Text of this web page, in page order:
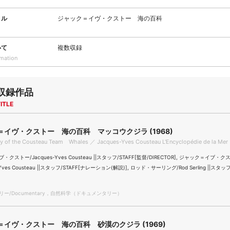
ジャック＝イヴ・クストー 海の百科
複数収録
録作品
イヴ・クストー 海の百科 マッコウクジラ (1968)
of the Cousteau Team Whales ／ Jacques-Yves Cousteau L'Encyclopédie de la Mer
・クストー/Jacques-Yves Cousteau ||スタッフ/STAFF[監督/DIRECTOR], ジャック＝イブ・ク
Cousteau ||スタッフ/STAFF[ナレーション(解説)], ロッド・サーリング/Rod Serling ||スタッ
ー/Documentary，自然科学（ドキュメンタリー）
イヴ・クストー 海の百科 砂漠のクジラ (1969)